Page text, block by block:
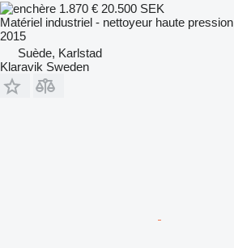
1.870 € 20.500 SEK
Matériel industriel - nettoyeur haute pression
2015
Suède, Karlstad
Klaravik Sweden